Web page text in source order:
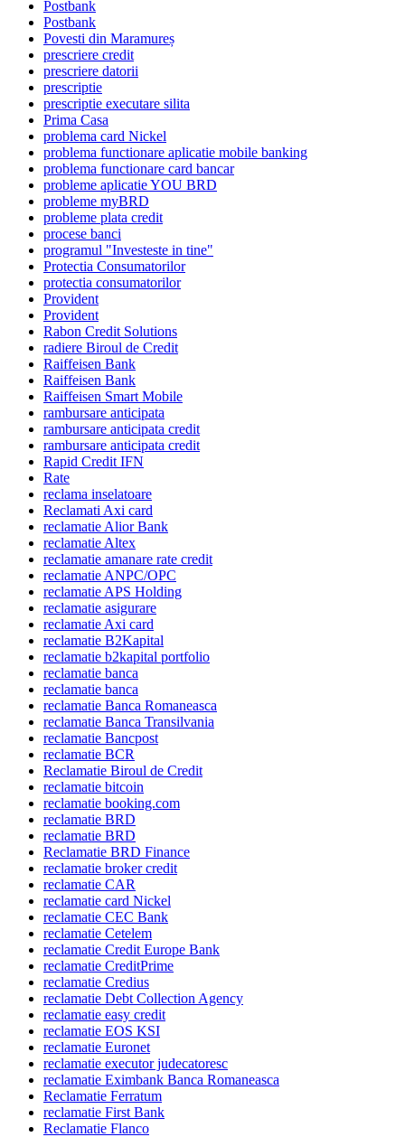
Postbank
Postbank
Povesti din Maramureș
prescriere credit
prescriere datorii
prescriptie
prescriptie executare silita
Prima Casa
problema card Nickel
problema functionare aplicatie mobile banking
problema functionare card bancar
probleme aplicatie YOU BRD
probleme myBRD
probleme plata credit
procese banci
programul "Investeste in tine"
Protectia Consumatorilor
protectia consumatorilor
Provident
Provident
Rabon Credit Solutions
radiere Biroul de Credit
Raiffeisen Bank
Raiffeisen Bank
Raiffeisen Smart Mobile
rambursare anticipata
rambursare anticipata credit
rambursare anticipata credit
Rapid Credit IFN
Rate
reclama inselatoare
Reclamati Axi card
reclamatie Alior Bank
reclamatie Altex
reclamatie amanare rate credit
reclamatie ANPC/OPC
reclamatie APS Holding
reclamatie asigurare
reclamatie Axi card
reclamatie B2Kapital
reclamatie b2kapital portfolio
reclamatie banca
reclamatie banca
reclamatie Banca Romaneasca
reclamatie Banca Transilvania
reclamatie Bancpost
reclamatie BCR
Reclamatie Biroul de Credit
reclamatie bitcoin
reclamatie booking.com
reclamatie BRD
reclamatie BRD
Reclamatie BRD Finance
reclamatie broker credit
reclamatie CAR
reclamatie card Nickel
reclamatie CEC Bank
reclamatie Cetelem
reclamatie Credit Europe Bank
reclamatie CreditPrime
reclamatie Credius
reclamatie Debt Collection Agency
reclamatie easy credit
reclamatie EOS KSI
reclamatie Euronet
reclamatie executor judecatoresc
reclamatie Eximbank Banca Romaneasca
Reclamatie Ferratum
reclamatie First Bank
Reclamatie Flanco